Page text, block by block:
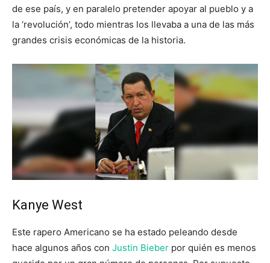
de ese país, y en paralelo pretender apoyar al pueblo y a
la ‘revolución’, todo mientras los llevaba a una de las más
grandes crisis económicas de la historia.
Kanye West
Este rapero Americano se ha estado peleando desde
hace algunos años con Justin Bieber por quién es menos